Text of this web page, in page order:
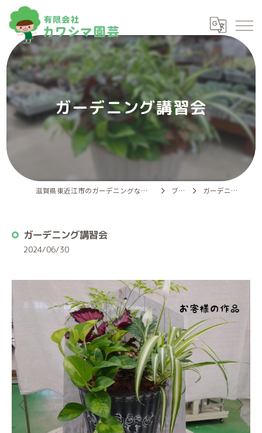
ガーデニング講習会
滋賀県東近江市のガーデニングなら有限会社カワシマ園芸 ブログ ガーデニング講習会
ガーデニング講習会
2024/06/30